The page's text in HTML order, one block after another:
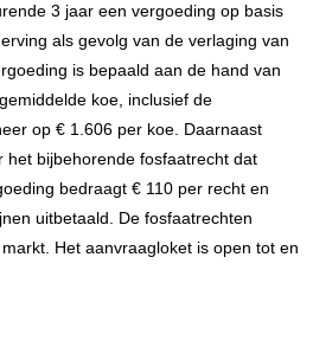
3 jaar een vergoeding op basis
als gevolg van de verlaging van
is bepaald aan de hand van
koe, inclusief de
op € 1.606 per koe. Daarnaast
het bijbehorende fosfaatrecht dat
bedraagt € 110 per recht en
uitbetaald. De fosfaatrechten
Het aanvraagloket is open tot en